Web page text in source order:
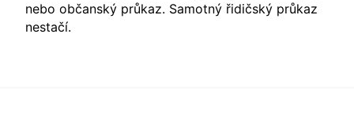
nebo občanský průkaz. Samotný řidičský průkaz
nestačí.